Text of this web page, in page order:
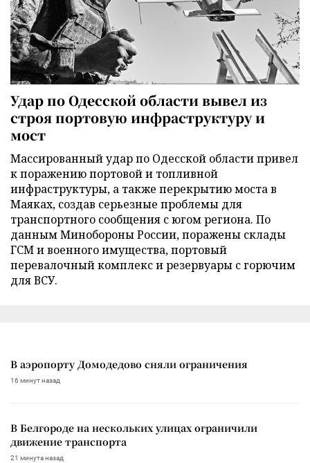
Удар по Одесской области вывел из
строя портовую инфраструктуру и
мост
Массированный удар по Одесской области привел
к поражению портовой и топливной
инфраструктуры, а также перекрытию моста в
Маяках, создав серьезные проблемы для
транспортного сообщения с югом региона. По
данным Минобороны России, поражены склады
ГСМ и военного имущества, портовый
перевалочный комплекс и резервуары с горючим
для ВСУ.
В аэропорту Домодедово сняли ограничения
16 минут назад
В Белгороде на нескольких улицах ограничили
движение транспорта
21 минута назад